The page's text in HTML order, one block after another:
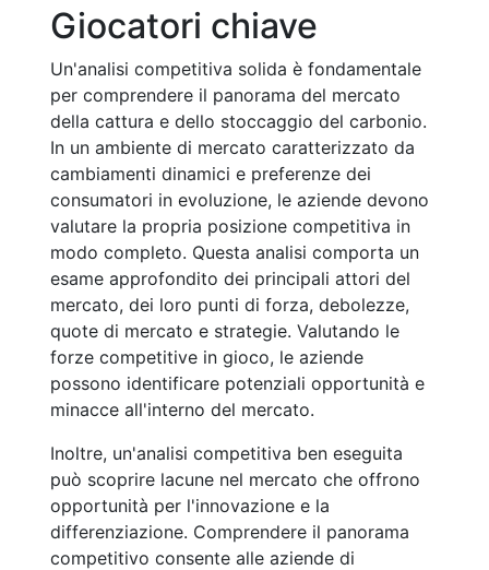
Giocatori chiave
Un'analisi competitiva solida è fondamentale
per comprendere il panorama del mercato
della cattura e dello stoccaggio del carbonio.
In un ambiente di mercato caratterizzato da
cambiamenti dinamici e preferenze dei
consumatori in evoluzione, le aziende devono
valutare la propria posizione competitiva in
modo completo. Questa analisi comporta un
esame approfondito dei principali attori del
mercato, dei loro punti di forza, debolezze,
quote di mercato e strategie. Valutando le
forze competitive in gioco, le aziende
possono identificare potenziali opportunità e
minacce all'interno del mercato.
Inoltre, un'analisi competitiva ben eseguita
può scoprire lacune nel mercato che offrono
opportunità per l'innovazione e la
differenziazione. Comprendere il panorama
competitivo consente alle aziende di